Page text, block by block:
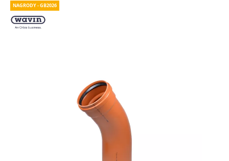
NAGRODY - GB2026